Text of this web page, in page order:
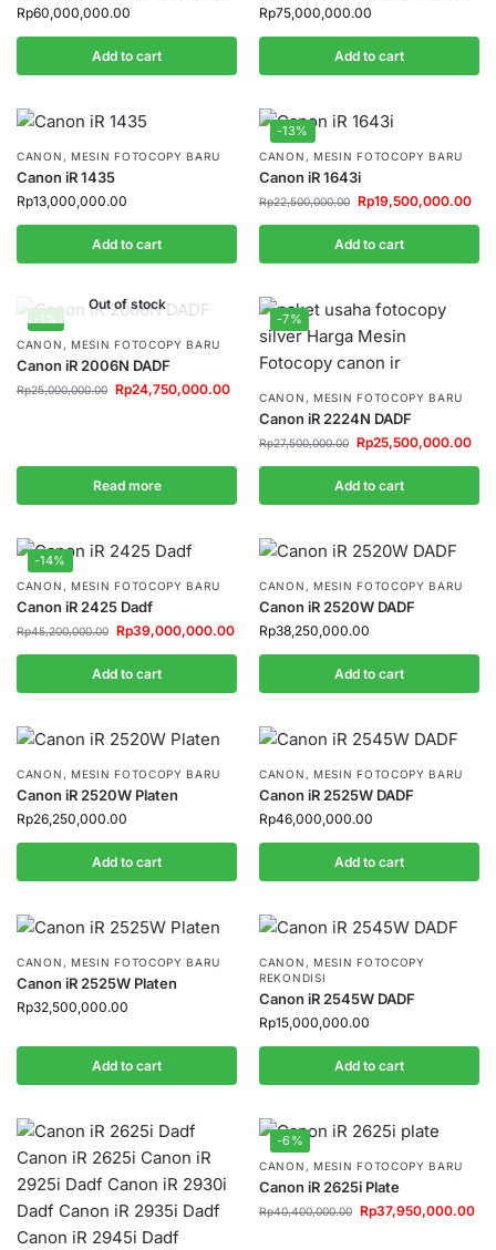
Rp60,000,000.00
Add to cart
Rp75,000,000.00
Add to cart
CANON , MESIN FOTOCOPY BARU
Canon iR 1435
Rp13,000,000.00
Add to cart
-13%
CANON , MESIN FOTOCOPY BARU
Canon iR 1643i
Rp22,500,000.00 Rp19,500,000.00
Add to cart
-1%
Out of stock
CANON , MESIN FOTOCOPY BARU
Canon iR 2006N DADF
Rp25,000,000.00 Rp24,750,000.00
Read more
-7%
CANON , MESIN FOTOCOPY BARU
Canon iR 2224N DADF
Rp27,500,000.00 Rp25,500,000.00
Add to cart
-14%
CANON , MESIN FOTOCOPY BARU
Canon iR 2425 Dadf
Rp45,200,000.00 Rp39,000,000.00
Add to cart
CANON , MESIN FOTOCOPY BARU
Canon iR 2520W DADF
Rp38,250,000.00
Add to cart
CANON , MESIN FOTOCOPY BARU
Canon iR 2520W Platen
Rp26,250,000.00
Add to cart
CANON , MESIN FOTOCOPY BARU
Canon iR 2525W DADF
Rp46,000,000.00
Add to cart
CANON , MESIN FOTOCOPY BARU
Canon iR 2525W Platen
Rp32,500,000.00
Add to cart
CANON , MESIN FOTOCOPY
REKONDISI
Canon iR 2545W DADF
Rp15,000,000.00
Add to cart
-6%
CANON , MESIN FOTOCOPY BARU
Canon iR 2625i Plate
Rp40,400,000.00 Rp37,950,000.00